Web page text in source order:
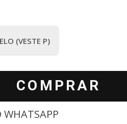
(VESTE P)
COMPRAR
WHATSAPP